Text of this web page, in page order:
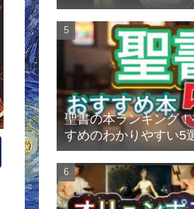
聖書の本ランキング
すめのわかりやすい5